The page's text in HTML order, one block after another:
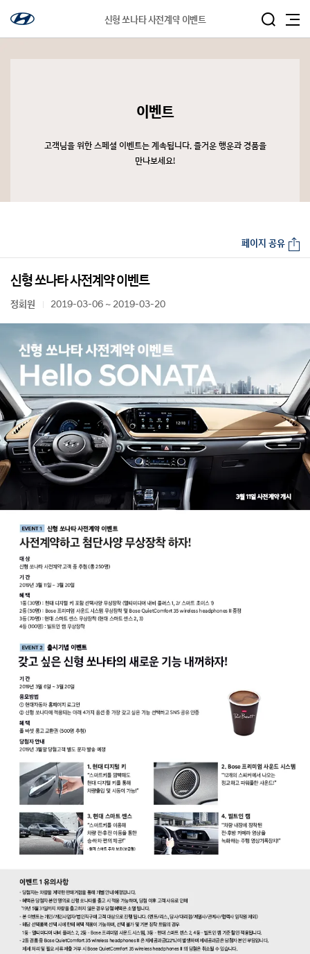
신형 쏘나타 사전계약 이벤트
이벤트
고객님을 위한 스페셜 이벤트는 계속됩니다. 즐거운 행운과 경품을
만나보세요!
신형 쏘나타 사전계약 이벤트
정회원 2019-03-06 ~ 2019-03-20
페이지 공유